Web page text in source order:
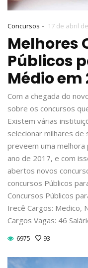
Concursos - 17 de abril
Melhores
Públicos
Médio em
Com a chegada do
sobre os concursos
Existem várias
selecionar milhares
preveem uma melhora
ano de 2017, e com
abertos novos
concursos Públicos
Concursos Públicos
Irecê Cargos: Medico,
Cargos Vagas: 46
6975 93